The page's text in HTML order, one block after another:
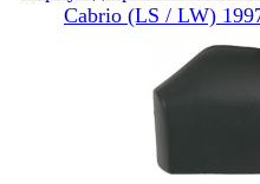
Cabrio (LS / LW)